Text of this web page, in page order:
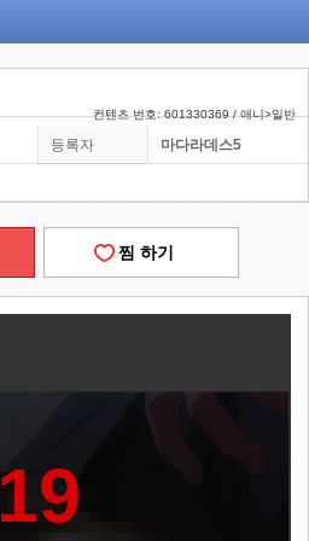
컨텐츠 번호: 601330369 / 애니>일반
등록자 마다라데스5
찜 하기
19